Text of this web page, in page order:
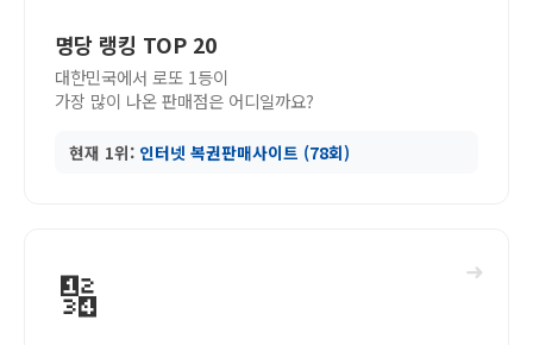
명당 랭킹 TOP 20
대한민국에서 로또 1등이
가장 많이 나온 판매점은 어디일까요?
현재 1위: 인터넷 복권판매사이트 (78회)
➜
🔢